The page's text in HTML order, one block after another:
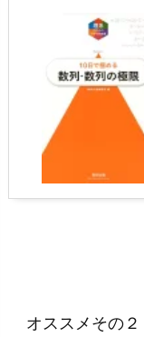
オススメその２